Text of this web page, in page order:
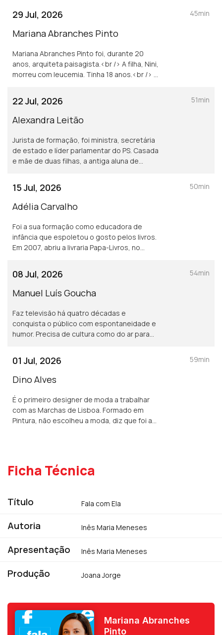
29 Jul, 2026
Mariana Abranches Pinto
Mariana Abranches Pinto foi, durante 20
anos, arquiteta paisagista.<br /> A filha, Nini,
morreu com leucemia. Tinha 18 anos.<br /> É
foco no fim de vida.
45min
22 Jul, 2026
Alexandra Leitão
Jurista de formação, foi ministra, secretária
de estado e líder parlamentar do PS. Casada
e mãe de duas filhas, a antiga aluna de
51min
15 Jul, 2026
Adélia Carvalho
Foi a sua formação como educadora de
infância que espoletou o gosto pelos livros.
Em 2007, abriu a livraria Papa-Livros, no
50min
08 Jul, 2026
Manuel Luís Goucha
Faz televisão há quatro décadas e
conquista o público com espontaneidade e
humor. Precisa de cultura como do ar para
que encontra paz.
54min
01 Jul, 2026
Dino Alves
É o primeiro designer de moda a trabalhar
com as Marchas de Lisboa. Formado em
Pintura, não escolheu a moda, diz que foi a
59min
Ficha Técnica
Título Fala com Ela
Autoria Inês Maria Meneses
Apresentação Inês Maria Meneses
Produção Joana Jorge
Mariana Abranches
Pinto